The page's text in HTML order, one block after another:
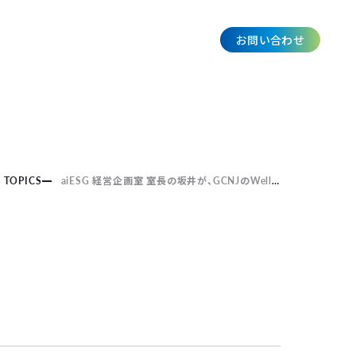
お問い合わせ
TOPICS aiESG 経営企画室 室長の坂井が、GCNJのWell-being分科会にて「Well-being議論会」に登壇します